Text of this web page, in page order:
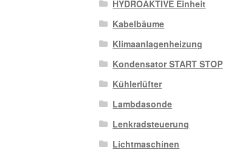
HYDROAKTIVE Einheit
Kabelbäume
Klimaanlagenheizung
Kondensator START STOP
Kühlerlüfter
Lambdasonde
Lenkradsteuerung
Lichtmaschinen